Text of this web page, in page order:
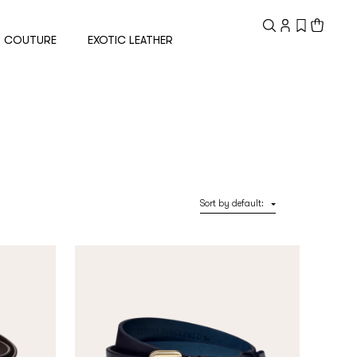
COUTURE EXOTIC LEATHER
customer
Reset password
Sort by default: